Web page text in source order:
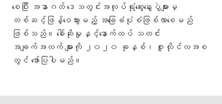
စေပြီး အနာဂတ် ဒေသတွင်းအလုပ်ရုံဆွေးနွေးပွဲများမှ
တစ်ဆင့်ဖြန့်ဝေသွားမည့် အခြေခံပုံစံဖြစ်လာစေမည်
ဖြစ်သည်။ ခေါ်ဆိုမှုနှင့်နောက်ထပ် သတင်း
အချက်အလက် များကို ၂၀၂၀ ခုနှစ်၊ ဇူလိုင်လအစ
တွင် ဖော်ပြပါမည်။